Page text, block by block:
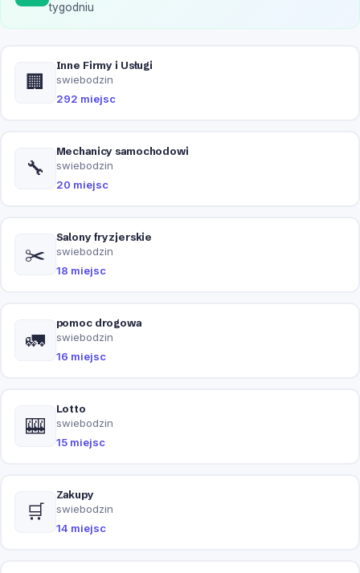
tygodniu
🏢
Inne Firmy i Usługi
swiebodzin
292 miejsc
🔧
Mechanicy samochodowi
swiebodzin
20 miejsc
✂️
Salony fryzjerskie
swiebodzin
18 miejsc
🚛
pomoc drogowa
swiebodzin
16 miejsc
🎰
Lotto
swiebodzin
15 miejsc
🛒
Zakupy
swiebodzin
14 miejsc